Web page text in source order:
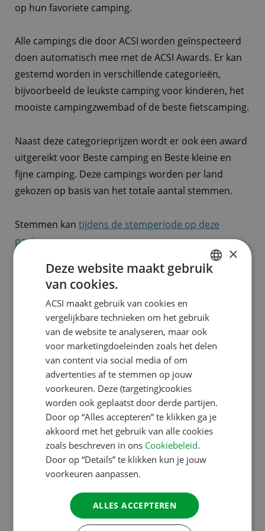
op hun favoriete camping.
Alle campings die door ACSI worden geïnspecteerd
doen automatisch mee met de ACSI Awards. Er kan
gestemd worden in verschillende categorieën,
bijvoorbeeld de leukste camping voor kinderen, het
mooiste campingzwembad of de beste fietscamping.
Naast deze categorieprijzen wordt er ook een award
uitgereikt voor Beste camping en Beste kleine en
fijne camping. Deze campings worden per land
gekozen op basis van het totale aantal stemmen.
Stemmen kan tijdens de stemperiode op deze
pagina.
Maak kans op mooie
prijzen
Wanneer je stemt voor de ACSI Awards, help je
daarmee niet alleen de camping. Zelf maak je ook
kans op mooie prijzen. Deze prijzen verschillen
jaarlijks en staan benoemd op destempagina van de
ACSI Awards.
Bekendmaking winnende
campings
FRENCH
GERMAN
SPANISH
SWEDISH
×
Deze website maakt gebruik
van cookies.
ACSI maakt gebruik van cookies en
vergelijkbare technieken om het gebruik
van de website te analyseren, maar ook
voor marketingdoeleinden zoals het delen
van content via social media of om
advertenties af te stemmen op jouw
voorkeuren. Deze (targeting)cookies
worden ook geplaatst door derde partijen.
Door op “Alles accepteren” te klikken ga je
akkoord met het gebruik van alle cookies
zoals beschreven in ons Cookiebeleid.
Door op “Details” te klikken kun je jouw
voorkeuren aanpassen.
ALLES ACCEPTEREN